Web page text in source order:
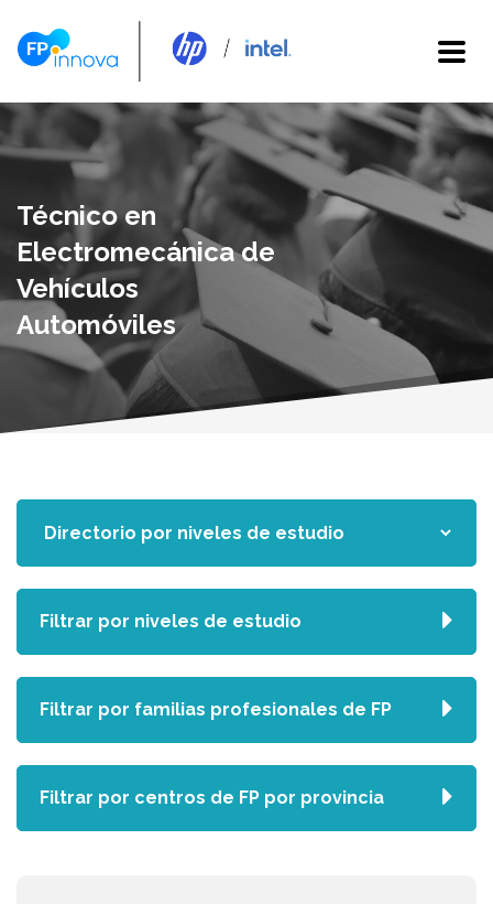
Técnico en
Electromecánica de
Vehículos
Automóviles
Filtrar por niveles de estudio
Filtrar por familias profesionales de FP
Filtrar por centros de FP por provincia